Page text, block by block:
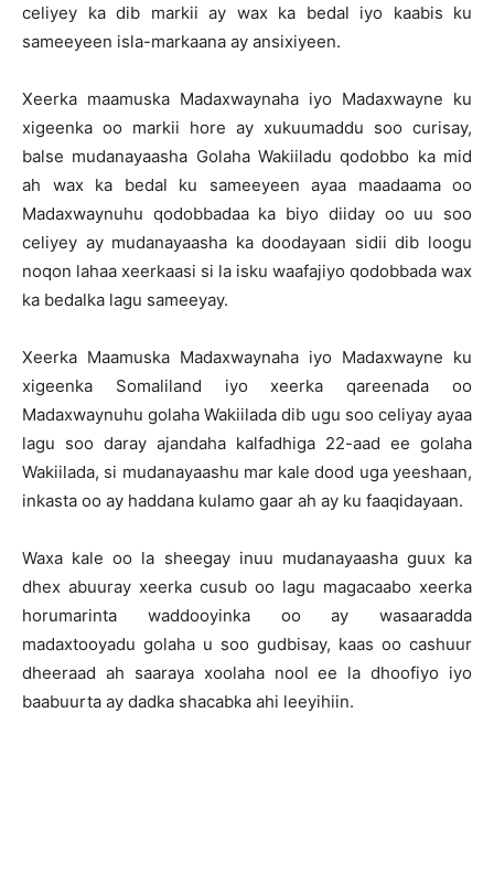
celiyey ka dib markii ay wax ka bedal iyo kaabis ku
sameeyeen isla-markaana ay ansixiyeen.
Xeerka maamuska Madaxwaynaha iyo Madaxwayne ku
xigeenka oo markii hore ay xukuumaddu soo curisay,
balse mudanayaasha Golaha Wakiiladu qodobbo ka mid
ah wax ka bedal ku sameeyeen ayaa maadaama oo
Madaxwaynuhu qodobbadaa ka biyo diiday oo uu soo
celiyey ay mudanayaasha ka doodayaan sidii dib loogu
noqon lahaa xeerkaasi si la isku waafajiyo qodobbada wax
ka bedalka lagu sameeyay.
Xeerka Maamuska Madaxwaynaha iyo Madaxwayne ku
xigeenka Somaliland iyo xeerka qareenada oo
Madaxwaynuhu golaha Wakiilada dib ugu soo celiyay ayaa
lagu soo daray ajandaha kalfadhiga 22-aad ee golaha
Wakiilada, si mudanayaashu mar kale dood uga yeeshaan,
inkasta oo ay haddana kulamo gaar ah ay ku faaqidayaan.
Waxa kale oo la sheegay inuu mudanayaasha guux ka
dhex abuuray xeerka cusub oo lagu magacaabo xeerka
horumarinta waddooyinka oo ay wasaaradda
madaxtooyadu golaha u soo gudbisay, kaas oo cashuur
dheeraad ah saaraya xoolaha nool ee la dhoofiyo iyo
baabuurta ay dadka shacabka ahi leeyihiin.